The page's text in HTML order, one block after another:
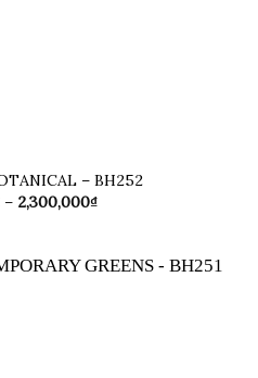
– BH252
– 2,300,000₫Khoảng
đến
2,300,000₫